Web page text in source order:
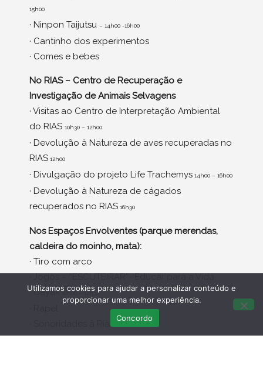
15h00
· Ninpon Taijutsu – 14h00 -16h00
· Cantinho dos experimentos
· Comes e bebes
No RIAS – Centro de Recuperação e
Investigação de Animais Selvagens
· Visitas ao Centro de Interpretação Ambiental
do RIAS 10h30 – 12h00
· Devolução à Natureza de aves recuperadas no
RIAS 12h00
· Divulgação do projeto Life Trachemys 14h00 – 16h00
· Devolução à Natureza de cágados
recuperados no RIAS 16h30
Nos Espaços Envolventes (parque merendas,
caldeira do moinho, mata):
· Tiro com arco
· Jogos – “ESCUTEIRAR”- Educar para a Vida
· Cayak10h00 – 12h30
· “Segway experience” (activ. paga c/ 50%
Utilizamos cookies para ajudar a personalizar conteúdo e
proporcionar uma melhor experiência.
Concordo